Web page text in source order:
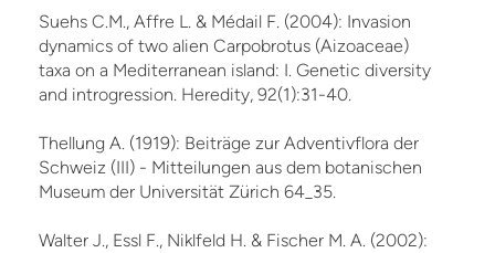
Suehs C.M., Affre L. & Médail F. (2004): Invasion
dynamics of two alien Carpobrotus (Aizoaceae)
taxa on a Mediterranean island: I. Genetic diversity
and introgression. Heredity, 92(1):31-40.
Thellung A. (1919): Beiträge zur Adventivflora der
Schweiz (III) - Mitteilungen aus dem botanischen
Museum der Universität Zürich 64_35.
Walter J., Essl F., Niklfeld H. & Fischer M. A. (2002):